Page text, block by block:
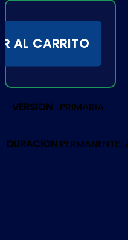
AL CARRITO
VERSION PRIMARIA
DURACION PERMANENTE,